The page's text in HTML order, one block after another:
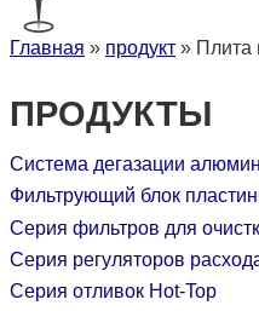
Главная » продукт » Плита
ПРОДУКТЫ
Система дегазации
Фильтрующий блок
Серия фильтров для
Серия регуляторов
Серия отливок Hot-Top